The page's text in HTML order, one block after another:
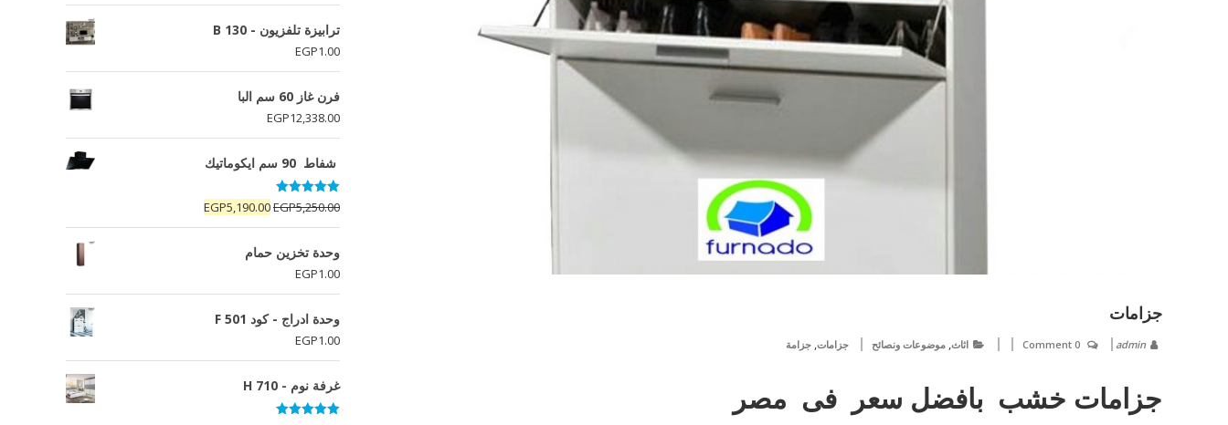
جزامات
admin
0 Comment اثاث, موضوعات ونصائح جزامات, جزامة
جزامات خشب بافضل سعر فى مصر
ترابيزة تلفزيون - B 130
EGP1.00
فرن غاز 60 سم البا
EGP12,338.00
شفاط 90 سم ايكوماتيك
تم التقييم
5.00 من 5EGP5,250.00
السعر
الأصلي
هو:
EGP5,190.00
السعر
الحالي
وحدة تخزين حمام
EGP1.00
وحدة ادراج - كود F 501
EGP1.00
غرفة نوم - H 710